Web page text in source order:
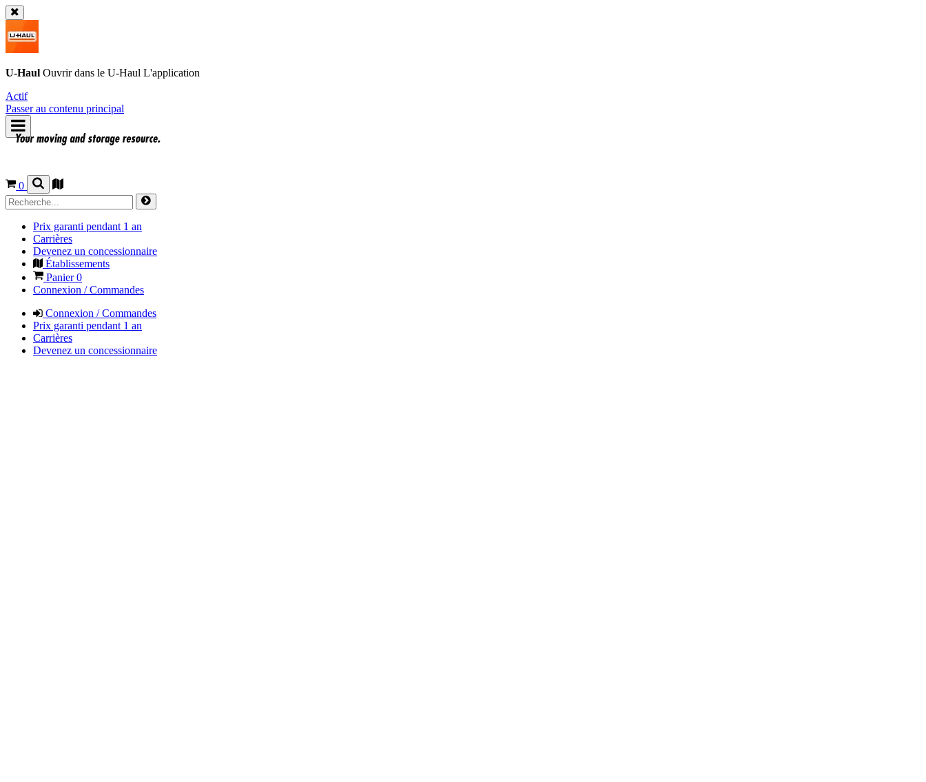
U-Haul Ouvrir dans le U-Haul L'application
Actif
Passer au contenu principal
0
Prix garanti pendant 1 an
Carrières
Devenez un concessionnaire
Établissements
Panier0
Connexion / Commandes
Connexion / Commandes
Prix garanti pendant 1 an
Carrières
Devenez un concessionnaire